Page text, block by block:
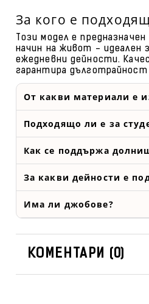
За кого е
Този модел е
начин на живот - идеален
ежедневни дейности.
гарантира
От какви материали е
Подходящо ли е за
Как се поддържа
За какви дейности е
Има ли джобове?
КОМЕНТАРИ (0)